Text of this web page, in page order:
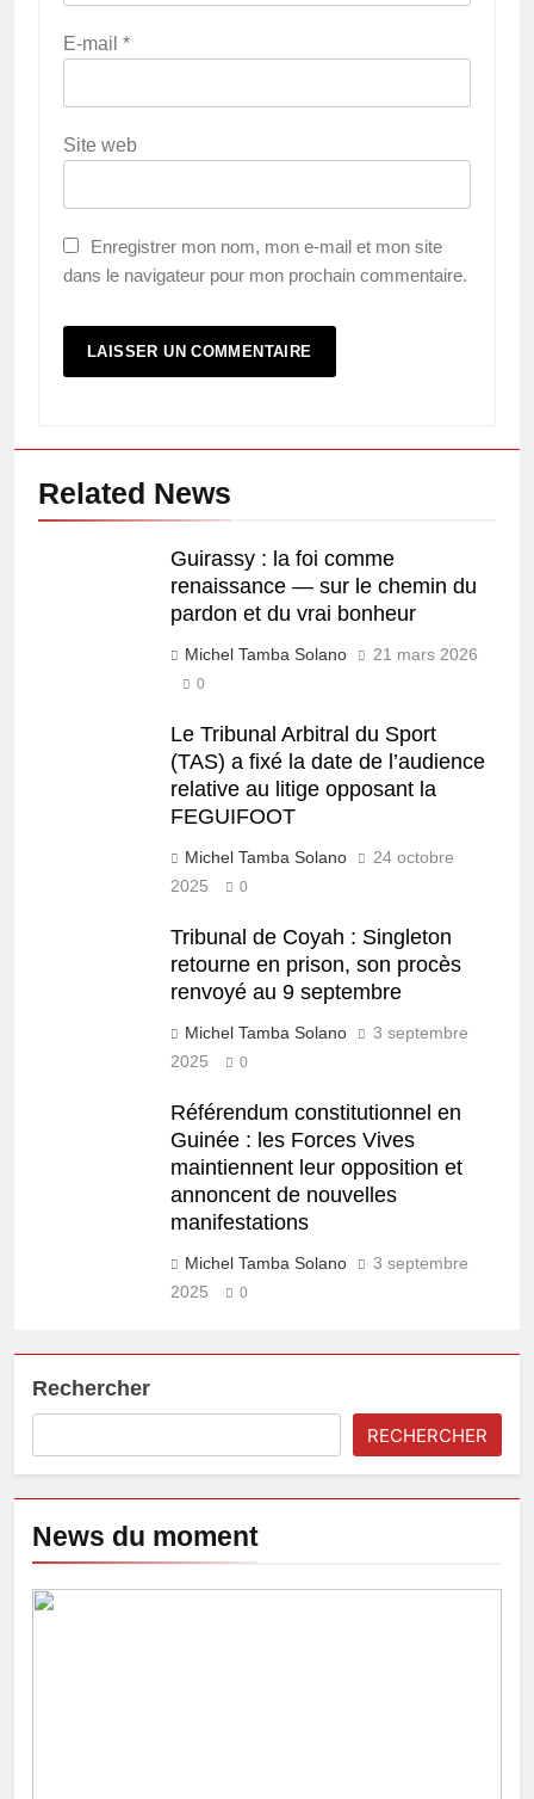
E-mail *
Site web
Enregistrer mon nom, mon e-mail et mon site
dans le navigateur pour mon prochain commentaire.
Related News
Guirassy : la foi comme
renaissance — sur le chemin du
pardon et du vrai bonheur
Michel Tamba Solano 21 mars 2026
0
Le Tribunal Arbitral du Sport
(TAS) a fixé la date de l’audience
relative au litige opposant la
FEGUIFOOT
Michel Tamba Solano
24 octobre
2025
0
Tribunal de Coyah : Singleton
retourne en prison, son procès
renvoyé au 9 septembre
Michel Tamba Solano
3 septembre
2025
0
Référendum constitutionnel en
Guinée : les Forces Vives
maintiennent leur opposition et
annoncent de nouvelles
manifestations
Michel Tamba Solano
3 septembre
2025
0
Rechercher
RECHERCHER
News du moment